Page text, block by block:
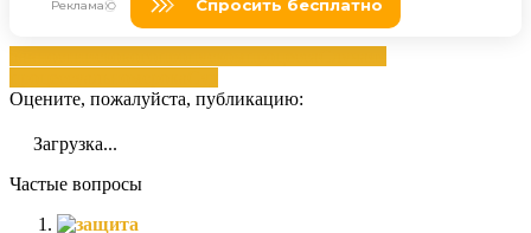
Оцените, пожалуйста, публикацию:
Загрузка...
Частые вопросы